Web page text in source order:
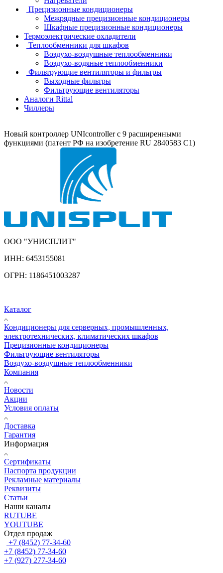
Прецизионные кондиционеры
Mежрядные прецизионные кондиционеры
Шкафные прецизионные кондиционеры
Термоэлектрические охладители
Теплообменники для шкафов
Воздухо-воздушные теплообменники
Воздухо-водяные теплообменники
Фильтрующие вентиляторы и фильтры
Выходные фильтры
Фильтрующие вентиляторы
Аналоги Rittal
Чиллеры
Новый контроллер UNIcontroller c 9 расширенными
функциями (патент РФ на изобретение RU 2840583 C1)
ООО "УНИСПЛИТ"
ИНН: 6453155081
ОГРН: 1186451003287
Каталог
Кондиционеры для серверных, промышленных,
электротехнических, климатических шкафов
Прецизионные кондиционеры
Фильтрующие вентиляторы
Воздухо-воздушные теплообменники
Компания
Новости
Акции
Условия оплаты
Доставка
Гарантия
Информация
Сертификаты
Паспорта продукции
Рекламные материалы
Реквизиты
Статьи
Наши каналы
RUTUBE
YOUTUBE
Отдел продаж
+7 (8452) 77-34-60
+7 (8452) 77-34-60
+7 (927) 277-34-60